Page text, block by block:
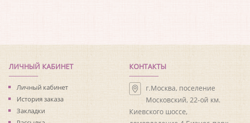
ЛИЧНЫЙ КАБИНЕТ
Личный кабинет
История заказа
Закладки
КОНТАКТЫ
г.Москва, поселение
Московский, 22-ой км.
Киевского шоссе,